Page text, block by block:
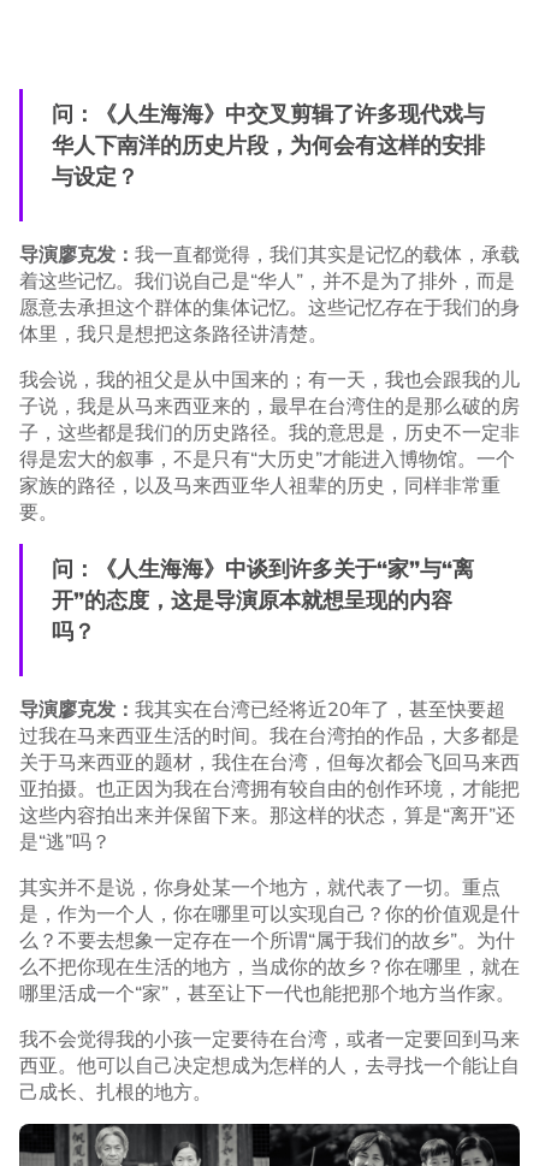
问：《人生海海》中交叉剪辑了许多现代戏与
华人下南洋的历史片段，为何会有这样的安排
与设定？
导演廖克发： 我一直都觉得，我们其实是记忆的载体，承载
着这些记忆。我们说自己是“华人”，并不是为了排外，而是
愿意去承担这个群体的集体记忆。这些记忆存在于我们的身
体里，我只是想把这条路径讲清楚。
我会说，我的祖父是从中国来的；有一天，我也会跟我的儿
子说，我是从马来西亚来的，最早在台湾住的是那么破的房
子，这些都是我们的历史路径。我的意思是，历史不一定非
得是宏大的叙事，不是只有“大历史”才能进入博物馆。一个
家族的路径，以及马来西亚华人祖辈的历史，同样非常重
要。
问：《人生海海》中谈到许多关于“家”与“离
开”的态度，这是导演原本就想呈现的内容
吗？
导演廖克发： 我其实在台湾已经将近20年了，甚至快要超
过我在马来西亚生活的时间。我在台湾拍的作品，大多都是
关于马来西亚的题材，我住在台湾，但每次都会飞回马来西
亚拍摄。也正因为我在台湾拥有较自由的创作环境，才能把
这些内容拍出来并保留下来。那这样的状态，算是“离开”还
是“逃”吗？
其实并不是说，你身处某一个地方，就代表了一切。重点
是，作为一个人，你在哪里可以实现自己？你的价值观是什
么？不要去想象一定存在一个所谓“属于我们的故乡”。为什
么不把你现在生活的地方，当成你的故乡？你在哪里，就在
哪里活成一个“家”，甚至让下一代也能把那个地方当作家。
我不会觉得我的小孩一定要待在台湾，或者一定要回到马来
西亚。他可以自己决定想成为怎样的人，去寻找一个能让自
己成长、扎根的地方。